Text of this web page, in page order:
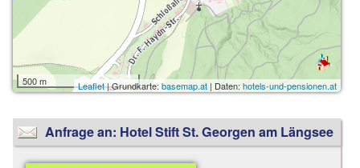
500 m Leaflet| Grundkarte: basemap.at| Daten: hotels-und-pensionen.at
Anfrage an: Hotel Stift St. Georgen am Längsee